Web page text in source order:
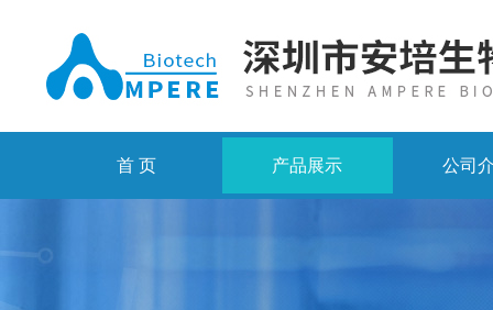
首 页 产品展示 公司